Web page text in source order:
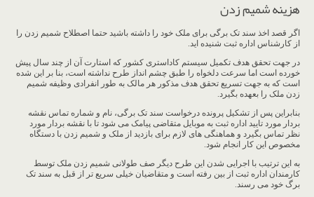
هزینه شمیم زدن
اگر قصد اخذ سند تک برگی برای ملک خود را داشته باشید حتما اصطلاح شمیم زدن را
از کارشناس اداره ثبت شنیده اید.
در جهت تحقق هدف تکمیل سیستم کاداستری کشور که استارت آن از چند سال پیش
خورده است اما سرعت دلخواه را طبق چشم انداز طرح نداشته است، بنا بر این شده
است که به جهت تسریع تحقق هدف مذکور هر مالک به طور انفرادی وظیفه شمیم
زدن ملک را بعهده بگیرد.
بنابراین پس از تشکیل پرونده درخواست سند تک برگی، نام و شماره تماس نقشه
بردار مورد تایید اداره ثبت به موبایل متقاضی پیامک می شود تا با نقشه بردار مورد
نظر تماس بگیرد و هماهنگی های لازم برای بازدید از ملک و شمیم زدن با دستگاه
مخصوص این کار انجام شود.
به این ترتیب با اجرایی شدن این طرح دیگر صف طولانی شمیم زدن ملک توسط
کارمندان اداره ثبت از بین رفته است و متقاضیان خیلی سریع تر از قبل به سند تک
برگ خود می رسند.